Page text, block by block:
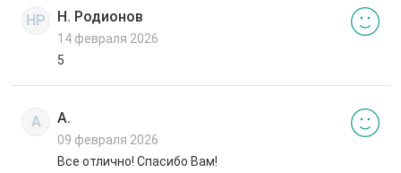
НР Н. Родионов
14 февраля 2026
5
А А.
09 февраля 2026
Все отлично! Спасибо Вам!